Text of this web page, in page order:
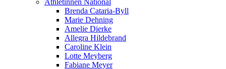
Athletinnen National
Brenda Cataria-Byll
Marie Dehning
Amelie Dierke
Allegra Hildebrand
Caroline Klein
Lotte Meyberg
Fabiane Meyer